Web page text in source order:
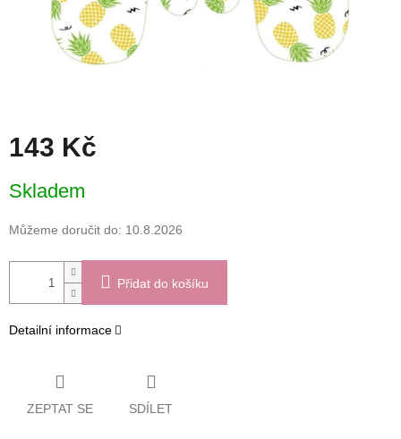
143 Kč
cena:
Skladem
Můžeme doručit do: 10.8.2026
Přidat do košíku
Detailní informace
ZEPTAT SE SDÍLET